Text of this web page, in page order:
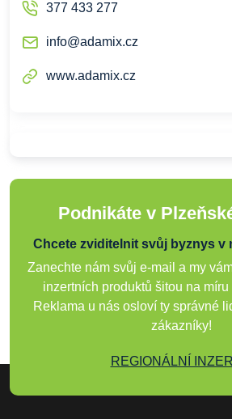
377 433 277
info@adamix.cz
www.adamix.cz
Podnikáte v
Chcete zviditelnit svůj byznys v
Zanechte nám svůj e-mail a my
inzertních produktů šitou na
Reklama u nás osloví ty správné
zákazníky!
REGIONÁLNÍ